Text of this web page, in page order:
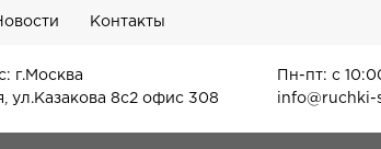
Контакты
г.Москва
ул.Казакова 8с2 офис 308
Пн-пт: с
info@ruchki-